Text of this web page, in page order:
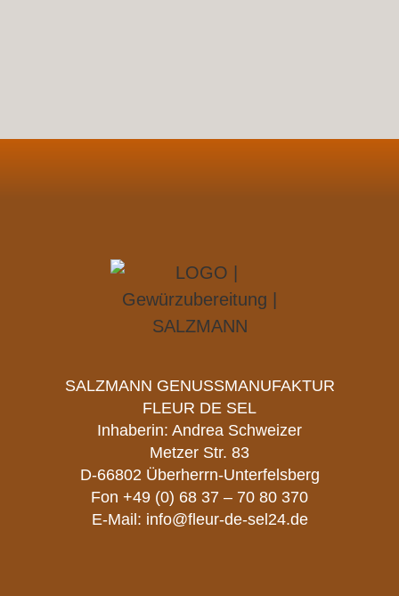
SALZMANN GENUSSMANUFAKTUR
FLEUR DE SEL
Inhaberin: Andrea Schweizer
Metzer Str. 83
D-66802 Überherrn-Unterfelsberg
Fon +49 (0) 68 37 – 70 80 370
E-Mail: info@fleur-de-sel24.de